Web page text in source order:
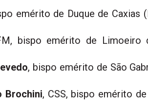
emérito de Duque de Caxias
bispo emérito de Limoeiro
, bispo emérito de São
Brochini, CSS, bispo emérito